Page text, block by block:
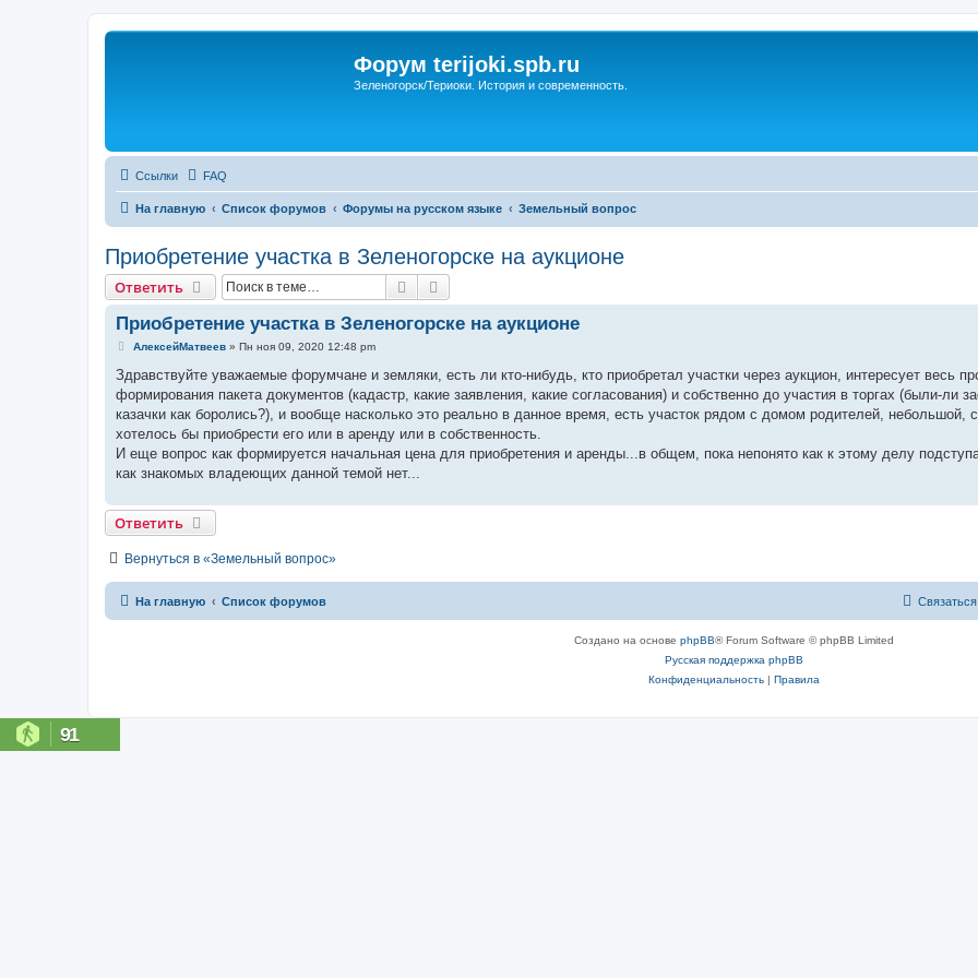
Форум terijoki.spb.ru
Зеленогорск/Териоки. История и современность.
Ссылки FAQ
На главную Список форумов Форумы на русском языке Земельный вопрос
Приобретение участка в Зеленогорске на аукционе
Ответить Поиск
Приобретение участка в Зеленогорске на аукционе
С
о
б
щ
е
и
е
АлексейМатвеев» Пн ноя 09, 2020 12:48 pm
Здравствуйте уважаемые форумчане и земляки, есть ли кто-нибудь, кто приобретал участки через аукцион, интересует весь
формирования пакета документов (кадастр, какие заявления, какие согласования) и собственно до участия в торгах (были-ли
казачки как боролись?), и вообще насколько это реально в данное время, есть участок рядом с домом родителей, небольшой,
хотелось бы приобрести его или в аренду или в собственность.
И еще вопрос как формируется начальная цена для приобретения и аренды...в общем, пока непонято как к этому делу
как знакомых владеющих данной темой нет...
Ответить
Вернуться в «Земельный вопрос»
На главную Список форумов
Создано на основе phpBB® Forum Software © phpBB Limited
Русская поддержка phpBB
Конфиденциальность| Правила
91